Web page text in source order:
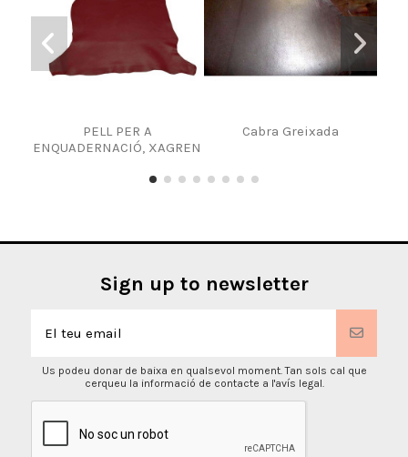
PELL PER A
ENQUADERNACIÓ, XAGREN
Cabra Greixada
Sign up to newsletter
Us podeu donar de baixa en qualsevol moment. Tan sols cal que
cerqueu la informació de contacte a l'avís legal.